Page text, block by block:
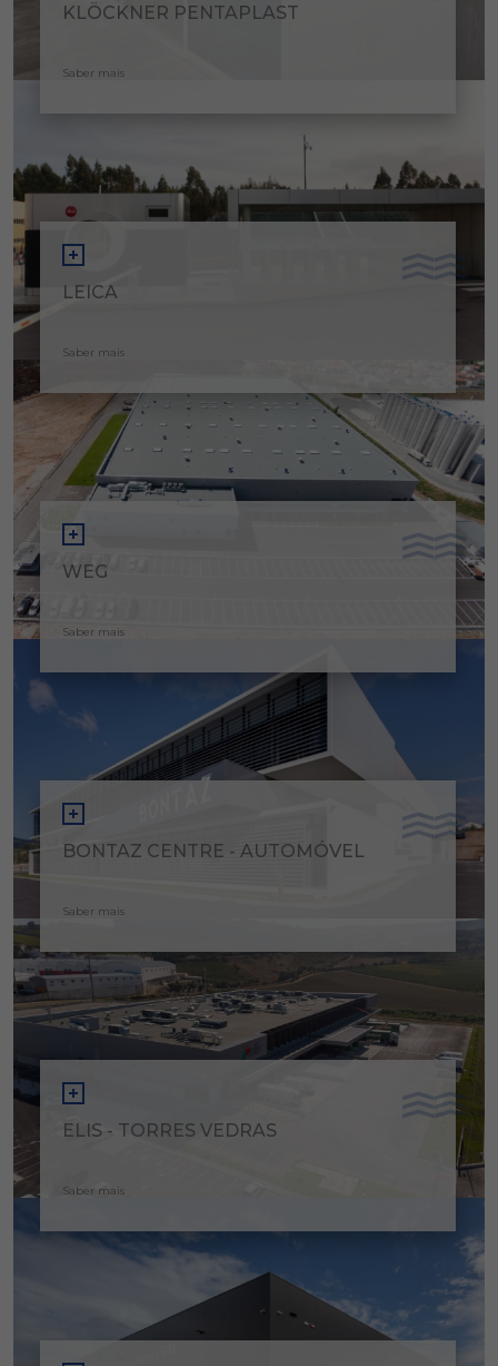
KLÖCKNER PENTAPLAST
Saber mais
LEICA
Saber mais
WEG
Saber mais
BONTAZ CENTRE - AUTOMÓVEL
Saber mais
ELIS - TORRES VEDRAS
Saber mais